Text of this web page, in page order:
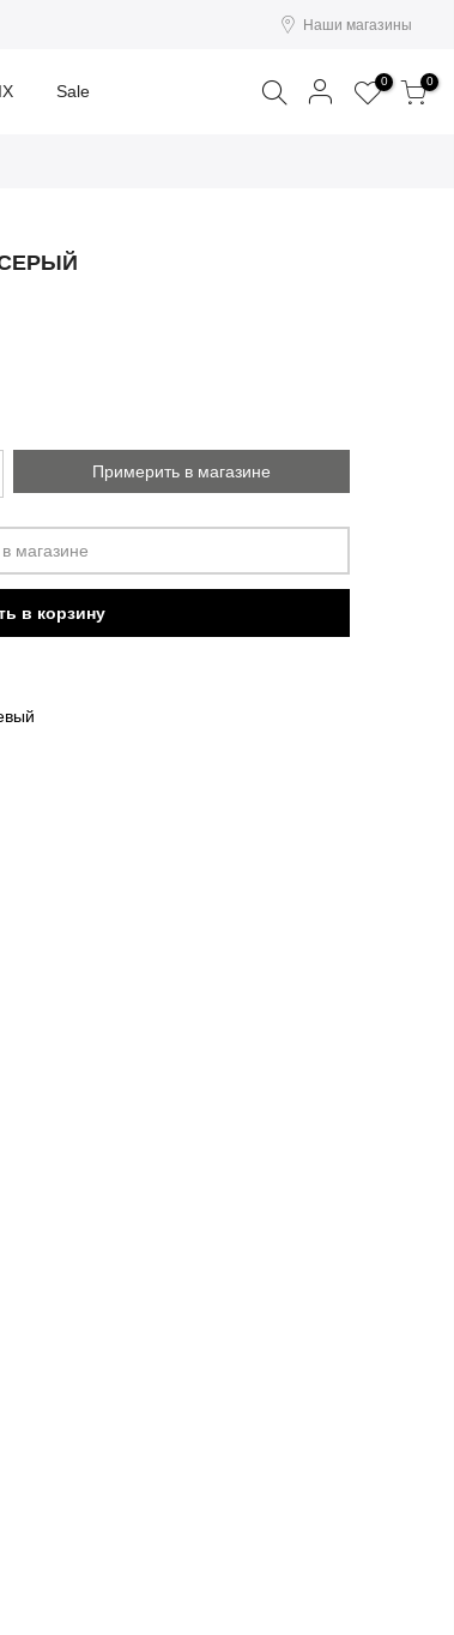
Наши магазины
Sale Поиск 0 0
Примерить в магазине
магазине
в корзину